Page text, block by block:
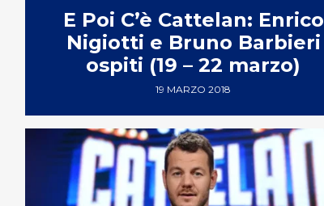
E Poi C’è Cattelan: Enrico
Nigiotti e Bruno Barbieri
ospiti (19 – 22 marzo)
19 MARZO 2018